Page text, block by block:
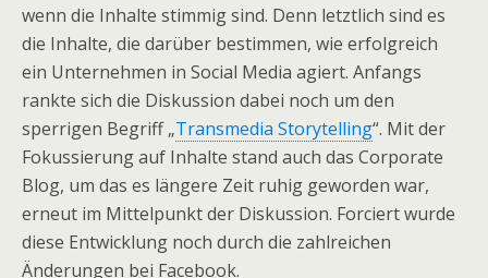
wenn die Inhalte stimmig sind. Denn letztlich sind es
die Inhalte, die darüber bestimmen, wie erfolgreich
ein Unternehmen in Social Media agiert. Anfangs
rankte sich die Diskussion dabei noch um den
sperrigen Begriff „Transmedia Storytelling“. Mit der
Fokussierung auf Inhalte stand auch das Corporate
Blog, um das es längere Zeit ruhig geworden war,
erneut im Mittelpunkt der Diskussion. Forciert wurde
diese Entwicklung noch durch die zahlreichen
Änderungen bei Facebook.